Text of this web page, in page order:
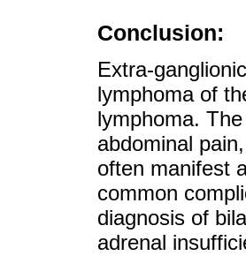
Conclusion:
Extra-
lymphoma of
lymphoma.
abdominal
often manifest
common
diagnosis of
adrenal